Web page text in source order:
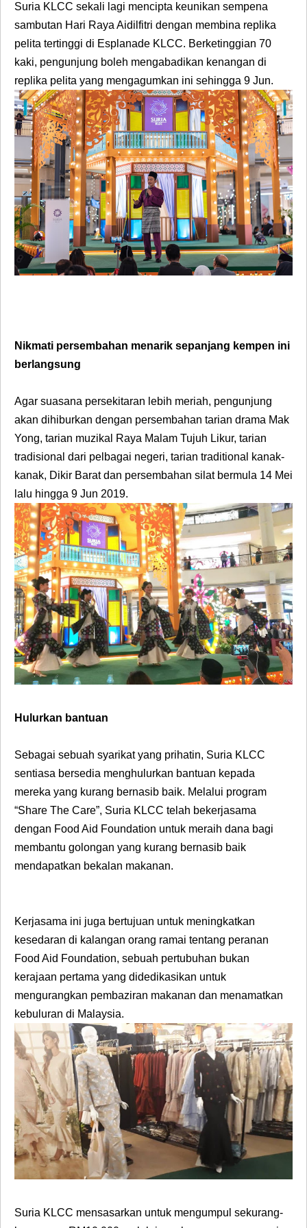
Suria KLCC sekali lagi mencipta keunikan sempena
sambutan Hari Raya Aidilfitri dengan membina replika
pelita tertinggi di Esplanade KLCC. Berketinggian 70
kaki, pengunjung boleh mengabadikan kenangan di
replika pelita yang mengagumkan ini sehingga 9 Jun.
Nikmati persembahan menarik sepanjang kempen ini
berlangsung
Agar suasana persekitaran lebih meriah, pengunjung
akan dihiburkan dengan persembahan tarian drama Mak
Yong, tarian muzikal Raya Malam Tujuh Likur, tarian
tradisional dari pelbagai negeri, tarian traditional kanak-
kanak, Dikir Barat dan persembahan silat bermula 14 Mei
lalu hingga 9 Jun 2019.
Hulurkan bantuan
Sebagai sebuah syarikat yang prihatin, Suria KLCC
sentiasa bersedia menghulurkan bantuan kepada
mereka yang kurang bernasib baik. Melalui program
“Share The Care”, Suria KLCC telah bekerjasama
dengan Food Aid Foundation untuk meraih dana bagi
membantu golongan yang kurang bernasib baik
mendapatkan bekalan makanan.
Kerjasama ini juga bertujuan untuk meningkatkan
kesedaran di kalangan orang ramai tentang peranan
Food Aid Foundation, sebuah pertubuhan bukan
kerajaan pertama yang didedikasikan untuk
mengurangkan pembaziran makanan dan menamatkan
kebuluran di Malaysia.
Suria KLCC mensasarkan untuk mengumpul sekurang-